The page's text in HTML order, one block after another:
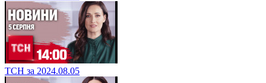
ТСН за 2024.08.05